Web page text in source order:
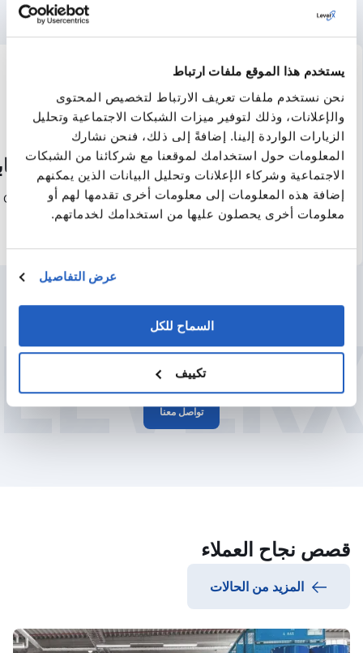
يستخدم هذا الموقع ملفات ارتباط
نحن نستخدم ملفات تعريف الارتباط لتخصيص المحتوى
والإعلانات، وذلك لتوفير ميزات الشبكات الاجتماعية وتحليل
الزيارات الواردة إلينا. إضافةً إلى ذلك، فنحن نشارك
المعلومات حول استخدامك لموقعنا مع شركائنا من الشبكات
الاجتماعية وشركاء الإعلانات وتحليل البيانات الذين يمكنهم
إضافة هذه المعلومات إلى معلومات أخرى تقدمها لهم أو
معلومات أخرى يحصلون عليها من استخدامك لخدماتهم.
عرض التفاصيل
السماح للكل
تكييف
بروتوكولات الاتصال
الصناعي
OPC UA
MQTT
منصات
Azure
AWS
GCP
قابل للتوسع
تواصل معنا
قصص نجاح العملاء
المزيد من الحالات